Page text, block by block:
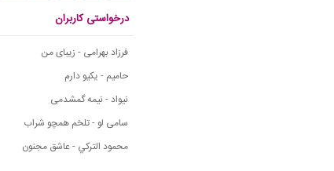
درخواستی کاربران
فرزاد بهرامی - زیبای من
حامیم - یکیو دارم
نیواد - نیمه گمشدمی
سامی لو - تلخم همچو شراب
محمود التركي - عاشق مجنون